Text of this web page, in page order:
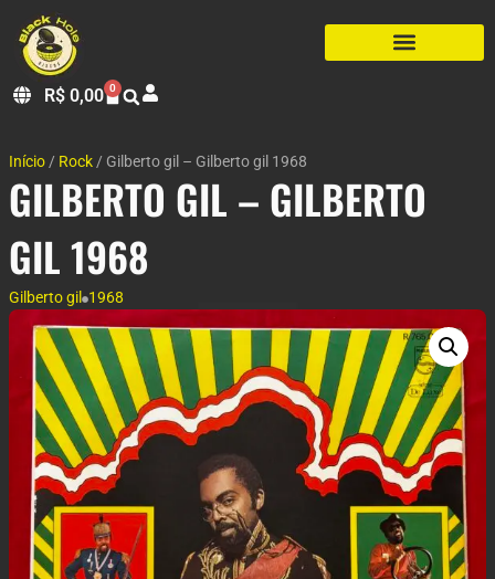
R$ 0,00 0
Início / Rock / Gilberto gil – Gilberto gil 1968
GILBERTO GIL – GILBERTO
GIL 1968
Gilberto gil 1968